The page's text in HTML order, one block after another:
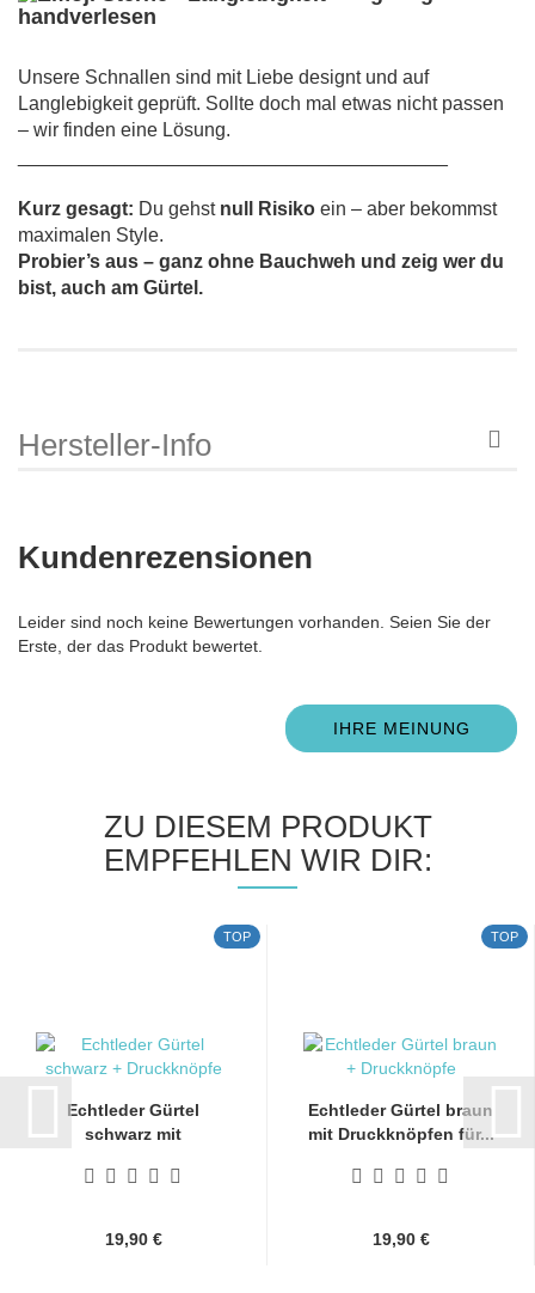
handverlesen
Unsere Schnallen sind mit Liebe designt und auf
Langlebigkeit geprüft. Sollte doch mal etwas nicht passen
– wir finden eine Lösung.
Kurz gesagt: Du gehst null Risiko ein – aber bekommst
maximalen Style.
Probier’s aus – ganz ohne Bauchweh und zeig wer du
bist, auch am Gürtel.
Hersteller-Info
Kundenrezensionen
Leider sind noch keine Bewertungen vorhanden. Seien Sie der
Erste, der das Produkt bewertet.
IHRE MEINUNG
ZU DIESEM PRODUKT
EMPFEHLEN WIR DIR:
TOP
Echtleder Gürtel
schwarz mit
19,90 €
TOP
Echtleder Gürtel braun
mit Druckknöpfen für...
19,90 €